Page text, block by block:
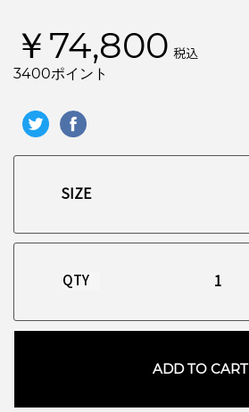
￥74,800 税込
3400ポイント
QTY
ADD TO CART